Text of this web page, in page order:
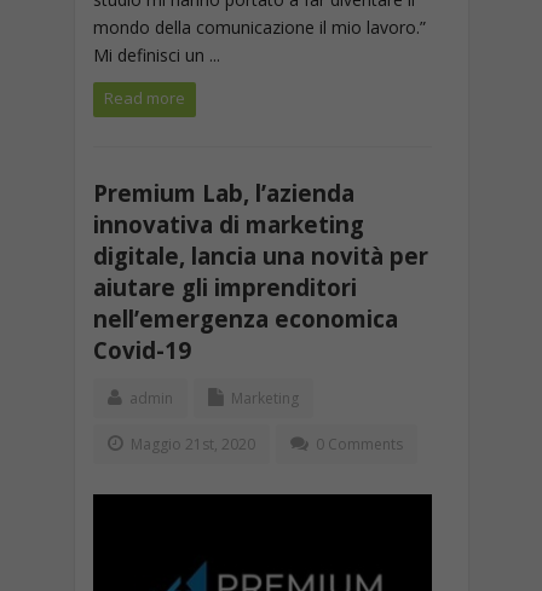
mondo della comunicazione il mio lavoro.”
Mi definisci un ...
Read more
Premium Lab, l’azienda
innovativa di marketing
digitale, lancia una novità per
aiutare gli imprenditori
nell’emergenza economica
Covid-19
admin Marketing
Maggio 21st, 2020 0 Comments